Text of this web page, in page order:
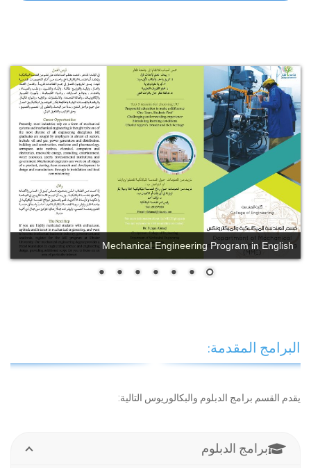
Mechanical Engineering Program in English
البرامج المقدمة:
يقدم القسم برامج الدبلوم والبكالوريوس التالية:
برامج الدبلوم